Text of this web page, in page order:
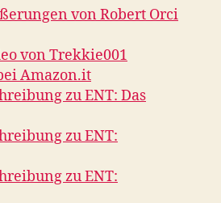
von Robert Orci
von Trekkie001
Amazon.it
zu ENT: Das
zu ENT:
zu ENT: